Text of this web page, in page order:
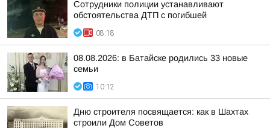
Сотрудники полиции устанавливают
обстоятельства ДТП с погибшей
08:18
08.08.2026: в Батайске родились 33 новые
семьи
10:12
Дню строителя посвящается: как в Шахтах
строили Дом Советов